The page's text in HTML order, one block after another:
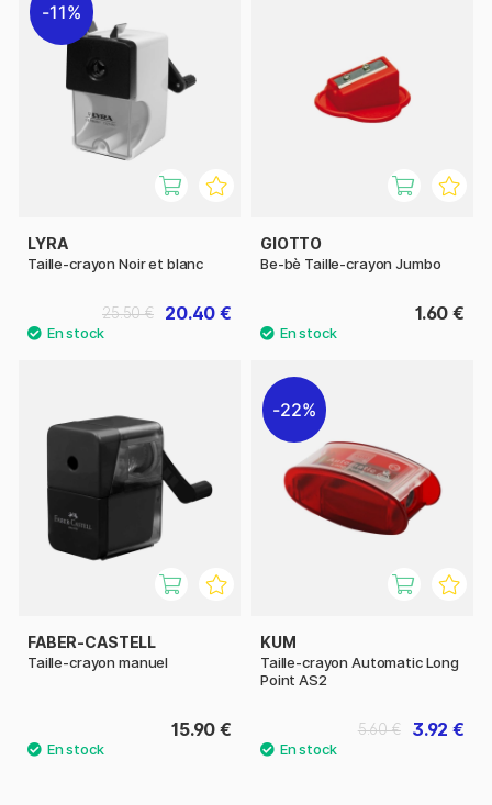
11%
LYRA
Taille-crayon Noir et blanc
20.40 €
25.50 €
GIOTTO
Be-bè Taille-crayon Jumbo
1.60 €
FABER-CASTELL
Taille-crayon manuel
15.90 €
22%
KUM
Taille-crayon Automatic Long
Point AS2
3.92 €
5.60 €